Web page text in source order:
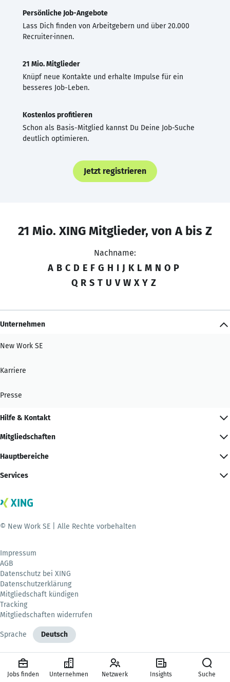
Persönliche Job-Angebote
Lass Dich finden von Arbeitgebern und über 20.000
Recruiter·innen.
21 Mio. Mitglieder
Knüpf neue Kontakte und erhalte Impulse für ein
besseres Job-Leben.
Kostenlos profitieren
Schon als Basis-Mitglied kannst Du Deine Job-Suche
deutlich optimieren.
Jetzt registrieren
21 Mio. XING Mitglieder, von A bis Z
Nachname:
A B C D E F G H I J K L M N O P
Q R S T U V W X Y Z
Unternehmen
New Work SE
Karriere
Presse
Hilfe & Kontakt
Mitgliedschaften
Hauptbereiche
Services
© New Work SE | Alle Rechte vorbehalten
Impressum
AGB
Datenschutz bei XING
Datenschutzerklärung
Mitgliedschaft kündigen
Tracking
Mitgliedschaften widerrufen
Sprache Deutsch
Jobs finden Unternehmen Netzwerk Insights Suche